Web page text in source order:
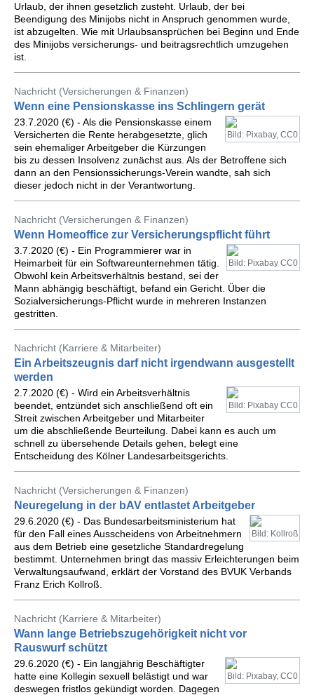
Urlaub, der ihnen gesetzlich zusteht. Urlaub, der bei
Beendigung des Minijobs nicht in Anspruch genommen wurde,
ist abzugelten. Wie mit Urlaubsansprüchen bei Beginn und Ende
des Minijobs versicherungs- und beitragsrechtlich umzugehen
ist.
Nachricht (Versicherungen & Finanzen)
Wenn eine Pensionskasse ins Schlingern gerät
Bild: Pixabay, CC0
23.7.2020 (€) - Als die Pensionskasse einem
Versicherten die Rente herabgesetzte, glich
sein ehemaliger Arbeitgeber die Kürzungen
bis zu dessen Insolvenz zunächst aus. Als der Betroffene sich
dann an den Pensionssicherungs-Verein wandte, sah sich
dieser jedoch nicht in der Verantwortung.
Nachricht (Versicherungen & Finanzen)
Wenn Homeoffice zur Versicherungspflicht führt
Bild: Pixabay CC0
3.7.2020 (€) - Ein Programmierer war in
Heimarbeit für ein Softwareunternehmen tätig.
Obwohl kein Arbeitsverhältnis bestand, sei der
Mann abhängig beschäftigt, befand ein Gericht. Über die
Sozialversicherungs-Pflicht wurde in mehreren Instanzen
gestritten.
Nachricht (Karriere & Mitarbeiter)
Ein Arbeitszeugnis darf nicht irgendwann ausgestellt
werden
Bild: Pixabay CC0
2.7.2020 (€) - Wird ein Arbeitsverhältnis
beendet, entzündet sich anschließend oft ein
Streit zwischen Arbeitgeber und Mitarbeiter
um die abschließende Beurteilung. Dabei kann es auch um
schnell zu übersehende Details gehen, belegt eine
Entscheidung des Kölner Landesarbeitsgerichts.
Nachricht (Versicherungen & Finanzen)
Neuregelung in der bAV entlastet Arbeitgeber
Bild: Kollroß
29.6.2020 (€) - Das Bundesarbeitsministerium hat
für den Fall eines Ausscheidens von Arbeitnehmern
aus dem Betrieb eine gesetzliche Standardregelung
bestimmt. Unternehmen bringt das massiv Erleichterungen beim
Verwaltungsaufwand, erklärt der Vorstand des BVUK Verbands
Franz Erich Kollroß.
Nachricht (Karriere & Mitarbeiter)
Wann lange Betriebszugehörigkeit nicht vor
Rauswurf schützt
Bild: Pixabay, CC0
29.6.2020 (€) - Ein langjährig Beschäftigter
hatte eine Kollegin sexuell belästigt und war
deswegen fristlos gekündigt worden. Dagegen